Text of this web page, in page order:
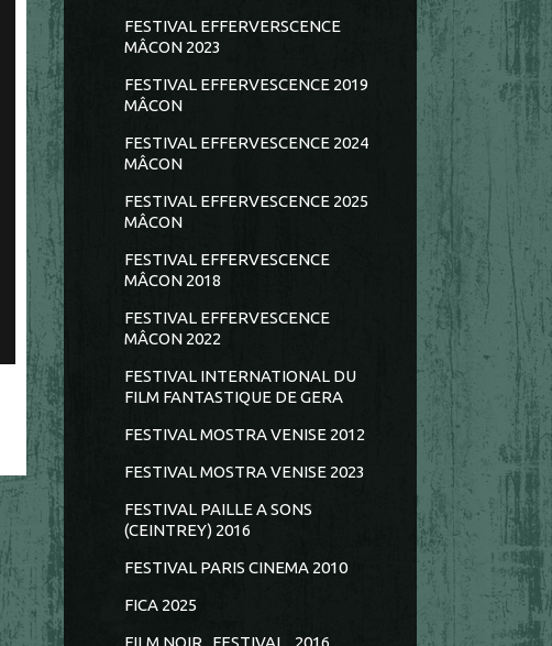
FESTIVAL EFFERVERSCENCE
MÂCON 2023
FESTIVAL EFFERVESCENCE 2019
MÂCON
FESTIVAL EFFERVESCENCE 2024
MÂCON
FESTIVAL EFFERVESCENCE 2025
MÂCON
FESTIVAL EFFERVESCENCE
MÂCON 2018
FESTIVAL EFFERVESCENCE
MÂCON 2022
FESTIVAL INTERNATIONAL DU
FILM FANTASTIQUE DE GERA
FESTIVAL MOSTRA VENISE 2012
FESTIVAL MOSTRA VENISE 2023
FESTIVAL PAILLE A SONS
(CEINTREY) 2016
FESTIVAL PARIS CINEMA 2010
FICA 2025